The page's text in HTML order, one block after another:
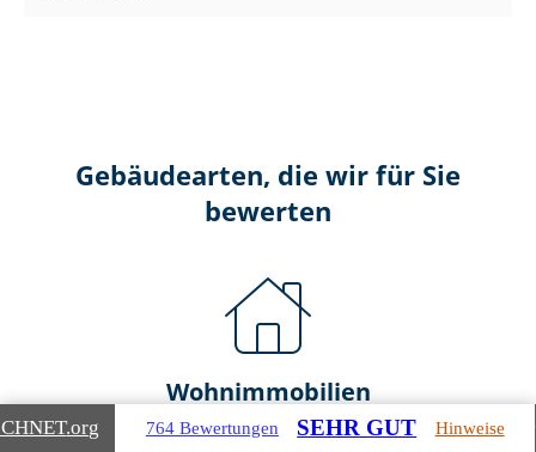
Gebäudearten, die wir für Sie
bewerten
Wohnimmobilien
.org 764 Bewertungen SEHR GUT Hinweise